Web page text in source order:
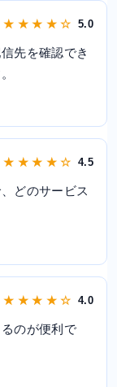
★ ★ ★ ★ ☆ 5.0
先を確認でき
★ ★ ★ ★ ☆ 4.5
どのサービス
★ ★ ★ ★ ☆ 4.0
のが便利で